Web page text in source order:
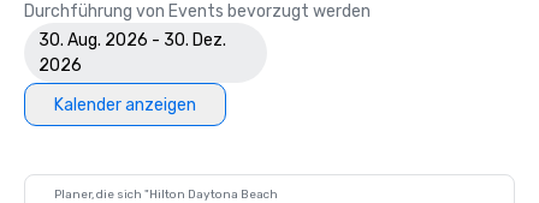
Durchführung von Events bevorzugt werden
30. Aug. 2026 - 30. Dez.
2026
Kalender anzeigen
Planer, die sich "Hilton Daytona Beach